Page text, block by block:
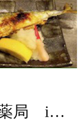
東メディカル調剤薬局 iPOSHで除菌も消臭も！